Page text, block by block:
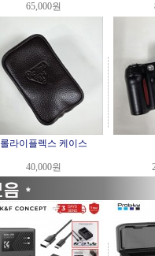
65,000원
롤라이플렉스 케이스
40,000원